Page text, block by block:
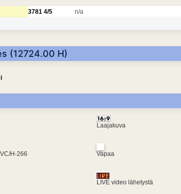
3781 4/5 n/a
(12724.00 H)
Laajakuva
H-266 Vapaa
LIVE video lähetystä